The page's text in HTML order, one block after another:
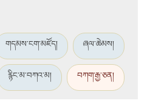
གདམས་ངག་མཛོད། ཞལ་ཆེམས།
རྙིང་མ་བཀའ་མ། བཀག་རྒྱ་ཅན།